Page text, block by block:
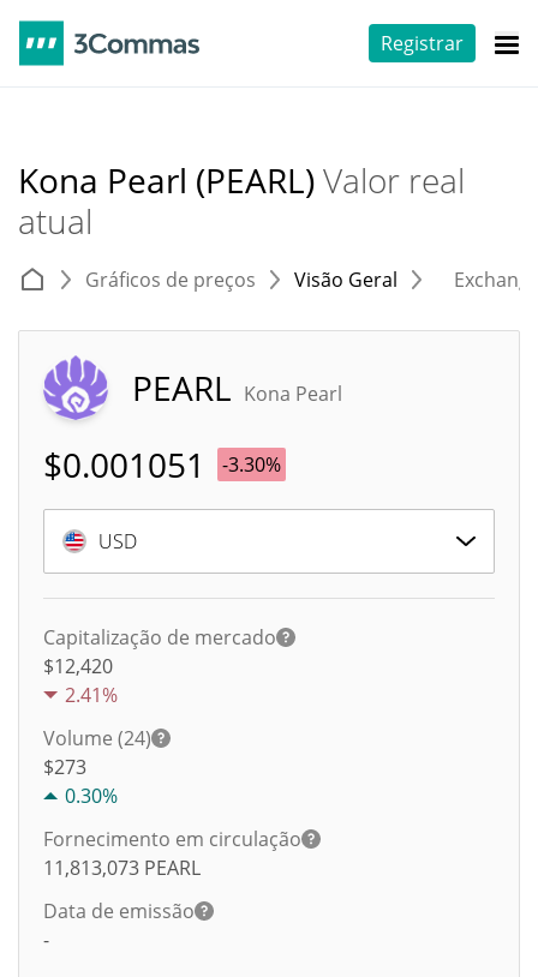
Registrar
Kona Pearl (PEARL)Valor real
atual
Gráficos de preços Visão Geral
PEARL Kona Pearl
$0.001051 -3.30%
USD
Capitalização de mercado
$12,420
2.41%
Volume (24)
$273
0.30%
Fornecimento em circulação
11,813,073 PEARL
Data de emissão
-